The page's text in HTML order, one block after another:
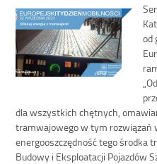
od
dla wszystkich chętnych,
tramwajowego w tym rozwiązań
energooszczędność tego środka
Budowy i Eksploatacji Pojazdów